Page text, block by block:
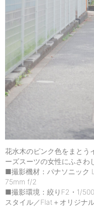
花水木のピンク色をまとう
ーズスーツの女性にふさわ
■撮影機材：パナソニック
75mm f/2
■撮影環境：絞りF2・1/
スタイル／Flat＋オリジナ